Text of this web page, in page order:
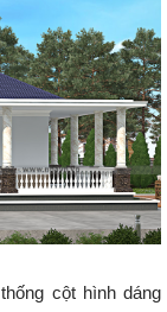
cột hình dáng